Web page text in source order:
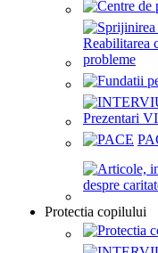
Protectia copilului